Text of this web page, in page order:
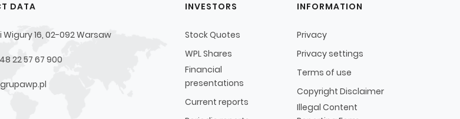
DATA
Wigury 16, 02-092 Warsaw
22 57 67 900
INVESTORS
Stock Quotes
WPL Shares
Financial
presentations
Current reports
INFORMATION
Privacy
Privacy settings
Terms of use
Copyright Disclaimer
Illegal Content